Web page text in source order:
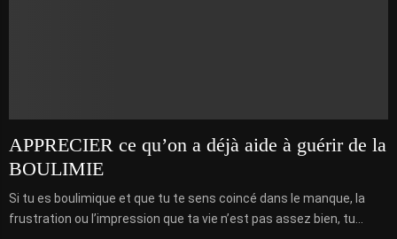
APPRECIER ce qu’on a déjà aide à guérir de la
BOULIMIE
Si tu es boulimique et que tu te sens coincé dans le manque, la
frustration ou l’impression que ta vie n’est pas assez bien, tu...